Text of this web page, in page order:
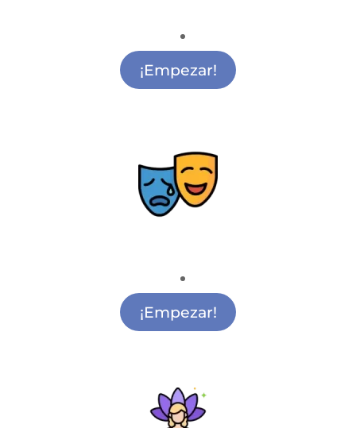
Apoyo Escolar Ciudad Lineal
¡Empezar!
Academia de Teatro Ciudad Lineal
¡Empezar!